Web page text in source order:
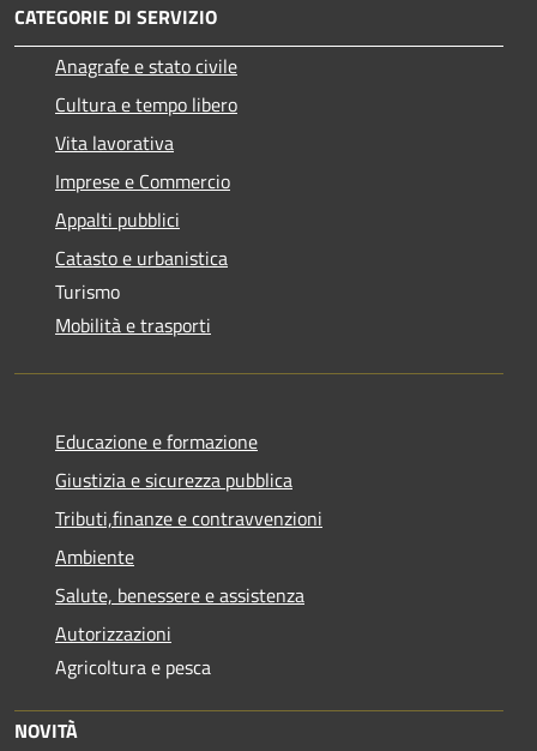
CATEGORIE DI SERVIZIO
Anagrafe e stato civile
Cultura e tempo libero
Vita lavorativa
Imprese e Commercio
Appalti pubblici
Catasto e urbanistica
Turismo
Mobilità e trasporti
Educazione e formazione
Giustizia e sicurezza pubblica
Tributi,finanze e contravvenzioni
Ambiente
Salute, benessere e assistenza
Autorizzazioni
Agricoltura e pesca
NOVITÀ